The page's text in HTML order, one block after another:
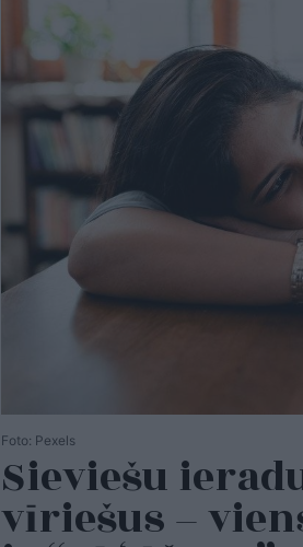
Foto: Pexels
Sieviešu
vīriešus –